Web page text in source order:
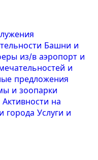
Башни и
из/в аэропорт и
и
предложения
и зоопарки
Активности на
города Услуги и